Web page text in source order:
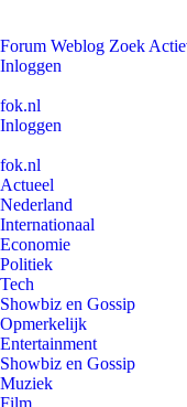
Forum Weblog Zoek
Inloggen
fok.nl
Inloggen
fok.nl
Actueel
Nederland
Internationaal
Economie
Politiek
Tech
Showbiz en Gossip
Opmerkelijk
Entertainment
Showbiz en Gossip
Muziek
Film